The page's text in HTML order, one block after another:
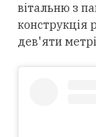
вітальню з
конструкція
дев'яти